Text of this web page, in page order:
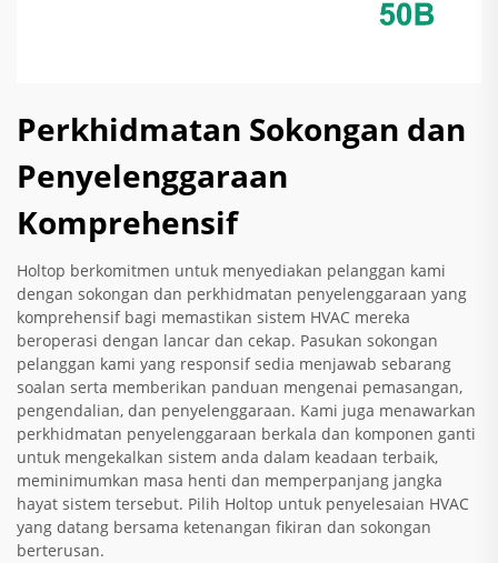
Perkhidmatan Sokongan dan
Penyelenggaraan
Komprehensif
Holtop berkomitmen untuk menyediakan pelanggan kami
dengan sokongan dan perkhidmatan penyelenggaraan yang
komprehensif bagi memastikan sistem HVAC mereka
beroperasi dengan lancar dan cekap. Pasukan sokongan
pelanggan kami yang responsif sedia menjawab sebarang
soalan serta memberikan panduan mengenai pemasangan,
pengendalian, dan penyelenggaraan. Kami juga menawarkan
perkhidmatan penyelenggaraan berkala dan komponen ganti
untuk mengekalkan sistem anda dalam keadaan terbaik,
meminimumkan masa henti dan memperpanjang jangka
hayat sistem tersebut. Pilih Holtop untuk penyelesaian HVAC
yang datang bersama ketenangan fikiran dan sokongan
berterusan.